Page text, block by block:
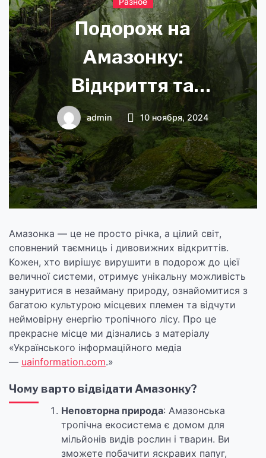
Подорож на
Амазонку:
Відкриття та
Пригоди
admin 10 ноября, 2024
Амазонка — це не просто річка, а цілий світ,
сповнений таємниць і дивовижних відкриттів.
Кожен, хто вирішує вирушити в подорож до цієї
величної системи, отримує унікальну можливість
зануритися в незайману природу, ознайомитися з
багатою культурою місцевих племен та відчути
неймовірну енергію тропічного лісу. Про це
прекрасне місце ми дізнались з матеріалу
«Українського інформаційного медіа
— uainformation.com.»
Чому варто відвідати Амазонку?
Неповторна природа: Амазонська
тропічна екосистема є домом для
мільйонів видів рослин і тварин. Ви
зможете побачити яскравих папуг,